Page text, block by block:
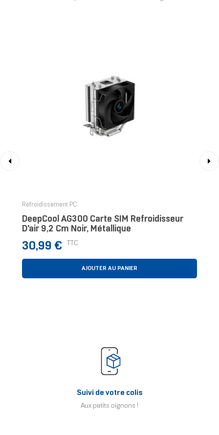
Refroidissement PC
DeepCool AG300 Carte SIM Refroidisseur
D'air 9,2 Cm Noir, Métallique
Prix
30,99 € TTC
AJOUTER AU PANIER
Suivi de votre colis
Aux petits oignons !